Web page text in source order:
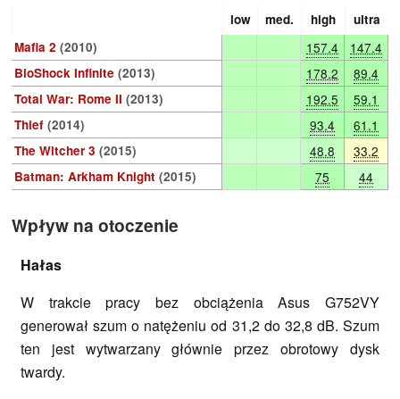
low med. high
ultra
Mafia 2 (2010) 157.4 147.4
BioShock Infinite (2013) 178.2 89.4
Total War: Rome II (2013) 192.5 59.1
Thief (2014) 93.4 61.1
The Witcher 3 (2015) 48.8 33.2
Batman: Arkham Knight (2015) 75 44
Wpływ na otoczenie
Hałas
W trakcie pracy bez obciążenia Asus G752VY
generował szum o natężeniu od 31,2 do 32,8 dB. Szum
ten jest wytwarzany głównie przez obrotowy dysk
twardy.